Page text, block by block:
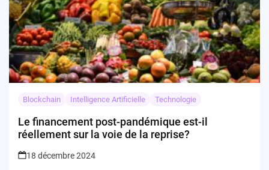
Blockchain Intelligence Artificielle Technologie
Le financement post-pandémique est-il
réellement sur la voie de la reprise?
18 décembre 2024